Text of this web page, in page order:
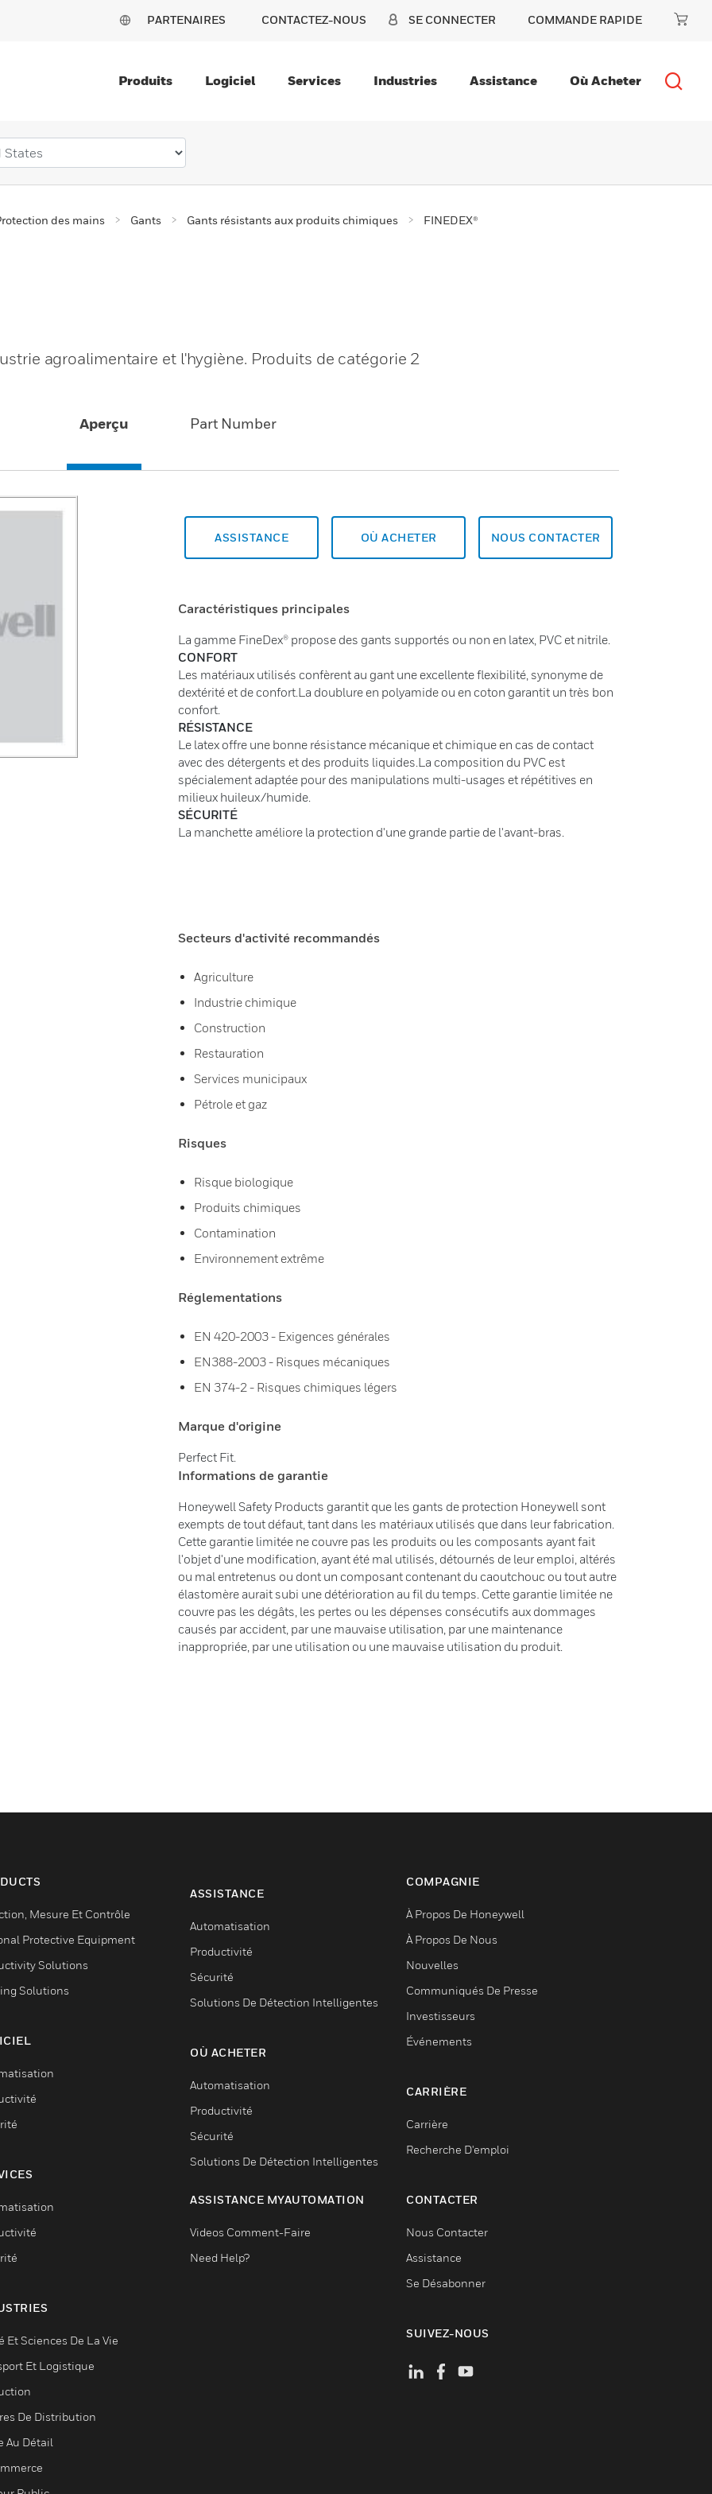
PARTENAIRES CONTACTEZ-NOUS SE CONNECTER COMMANDE RAPIDE
Produits Logiciel Services Industries Assistance Où Acheter
des mains Gants Gants résistants aux produits chimiques FINEDEX®
agroalimentaire et l'hygiène. Produits de catégorie 2
Aperçu Part Number
ASSISTANCE OÙ ACHETER NOUS CONTACTER
Caractéristiques principales
La gamme FineDex® propose des gants supportés ou non en latex, PVC et nitrile.
CONFORT
Les matériaux utilisés confèrent au gant une excellente flexibilité, synonyme de
dextérité et de confort.La doublure en polyamide ou en coton garantit un très bon
confort.
RÉSISTANCE
Le latex offre une bonne résistance mécanique et chimique en cas de contact
avec des détergents et des produits liquides.La composition du PVC est
spécialement adaptée pour des manipulations multi-usages et répétitives en
milieux huileux/humide.
SÉCURITÉ
La manchette améliore la protection d'une grande partie de l'avant-bras.
Secteurs d'activité recommandés
Agriculture
Industrie chimique
Construction
Restauration
Services municipaux
Pétrole et gaz
Risques
Risque biologique
Produits chimiques
Contamination
Environnement extrême
Réglementations
EN 420-2003 - Exigences générales
EN388-2003 - Risques mécaniques
EN 374-2 - Risques chimiques légers
Marque d'origine
Perfect Fit.
Informations de garantie
Honeywell Safety Products garantit que les gants de protection Honeywell sont
exempts de tout défaut, tant dans les matériaux utilisés que dans leur fabrication.
Cette garantie limitée ne couvre pas les produits ou les composants ayant fait
l'objet d'une modification, ayant été mal utilisés, détournés de leur emploi, altérés
ou mal entretenus ou dont un composant contenant du caoutchouc ou tout autre
élastomère aurait subi une détérioration au fil du temps. Cette garantie limitée ne
couvre pas les dégâts, les pertes ou les dépenses consécutifs aux dommages
causés par accident, par une mauvaise utilisation, par une maintenance
inappropriée, par une utilisation ou une mauvaise utilisation du produit.
Mesure Et Contrôle
Protective Equipment
Solutions
Solutions
Et Sciences De La Vie
Et Logistique
De Distribution
Au Détail
ASSISTANCE
Automatisation
Productivité
Sécurité
Solutions De Détection Intelligentes
OÙ ACHETER
Automatisation
Productivité
Sécurité
Solutions De Détection Intelligentes
ASSISTANCE MYAUTOMATION
Videos Comment-Faire
Need Help?
COMPAGNIE
À Propos De Honeywell
À Propos De Nous
Nouvelles
Communiqués De Presse
Investisseurs
Événements
CARRIÈRE
Carrière
Recherche D'emploi
CONTACTER
Nous Contacter
Assistance
Se Désabonner
SUIVEZ-NOUS